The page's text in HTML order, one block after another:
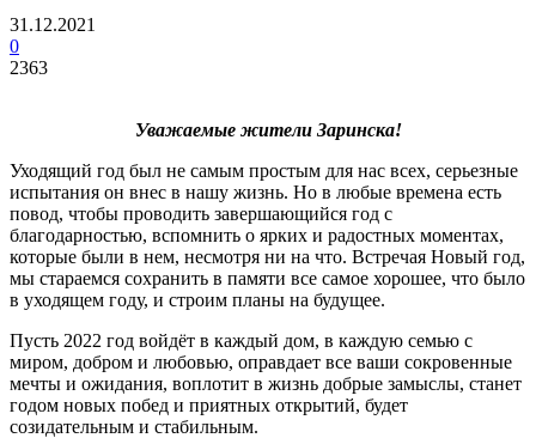
31.12.2021
0
2363
Уважаемые жители Заринска!
Уходящий год был не самым простым для нас всех, серьезные
испытания он внес в нашу жизнь. Но в любые времена есть
повод, чтобы проводить завершающийся год с
благодарностью, вспомнить о ярких и радостных моментах,
которые были в нем, несмотря ни на что. Встречая Новый год,
мы стараемся сохранить в памяти все самое хорошее, что было
в уходящем году, и строим планы на будущее.
Пусть 2022 год войдёт в каждый дом, в каждую семью с
миром, добром и любовью, оправдает все ваши сокровенные
мечты и ожидания, воплотит в жизнь добрые замыслы, станет
годом новых побед и приятных открытий, будет
созидательным и стабильным.